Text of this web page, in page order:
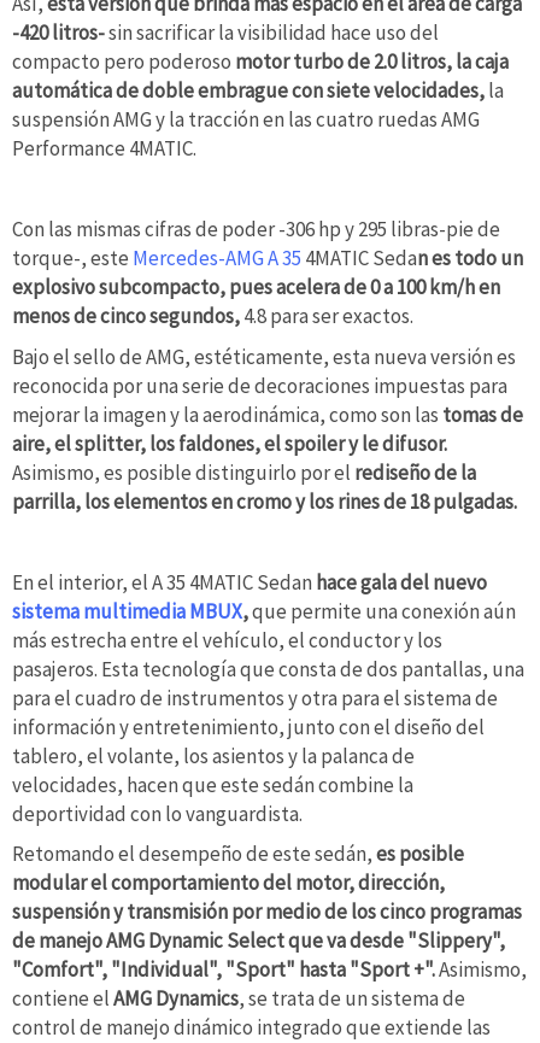
-420 litros-sin sacrificar la visibilidad hace uso del
compacto pero poderoso motor turbo de 2.0 litros, la caja
automática de doble embrague con siete velocidades,la
suspensión AMG y la tracción en las cuatro ruedas AMG
Performance 4MATIC.
Con las mismas cifras de poder -306 hp y 295 libras-pie de
torque-, este Mercedes-AMG A 35 4MATIC Sedan es todo un
explosivo subcompacto, pues acelera de 0 a 100 km/h en
menos de cinco segundos,4.8 para ser exactos.
Bajo el sello de AMG, estéticamente, esta nueva versión es
reconocida por una serie de decoraciones impuestas para
mejorar la imagen y la aerodinámica, como son las tomas de
aire, el splitter, los faldones, el spoiler y le difusor.
Asimismo, es posible distinguirlo por el rediseño de la
parrilla, los elementos en cromo y los rines de 18 pulgadas.
En el interior, el A 35 4MATIC Sedan hace gala del nuevo
sistema multimedia MBUX,que permite una conexión aún
más estrecha entre el vehículo, el conductor y los
pasajeros. Esta tecnología que consta de dos pantallas, una
para el cuadro de instrumentos y otra para el sistema de
información y entretenimiento, junto con el diseño del
tablero, el volante, los asientos y la palanca de
velocidades, hacen que este sedán combine la
deportividad con lo vanguardista.
Retomando el desempeño de este sedán,es posible
modular el comportamiento del motor, dirección,
suspensión y transmisión por medio de los cinco programas
de manejo AMG Dynamic Select que va desde "Slippery",
"Comfort", "Individual", "Sport" hasta "Sport +".Asimismo,
contiene elAMG Dynamics, se trata de un sistema de
control de manejo dinámico integrado que extiende las